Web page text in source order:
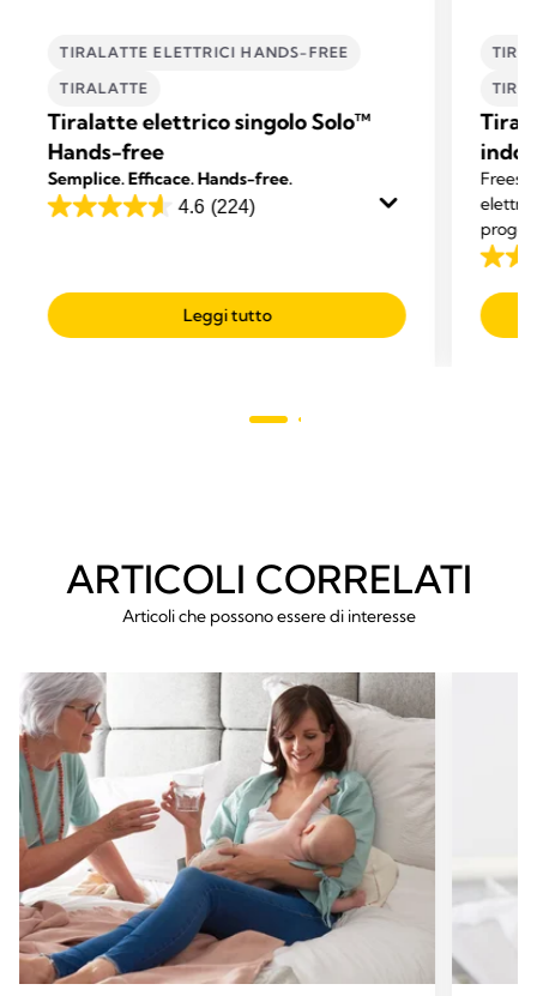
TIRALATTE ELETTRICI HANDS-FREE
TIRALATTE
Tiralatte elettrico singolo Solo™
Hands-free
Semplice. Efficace. Hands-free.
4.6 (224)
4.6
stelle.
224
Leggi tutto
latte
4.1
su
5
ARTICOLI CORRELATI
Articoli che possono essere di interesse